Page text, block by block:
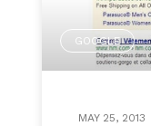
GOOGLE
MAY 25, 2013